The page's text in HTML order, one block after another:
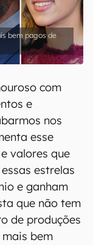
bem pagos de
com
e
nos
esse
valores que
estrelas
e ganham
que não tem
de produções
bem